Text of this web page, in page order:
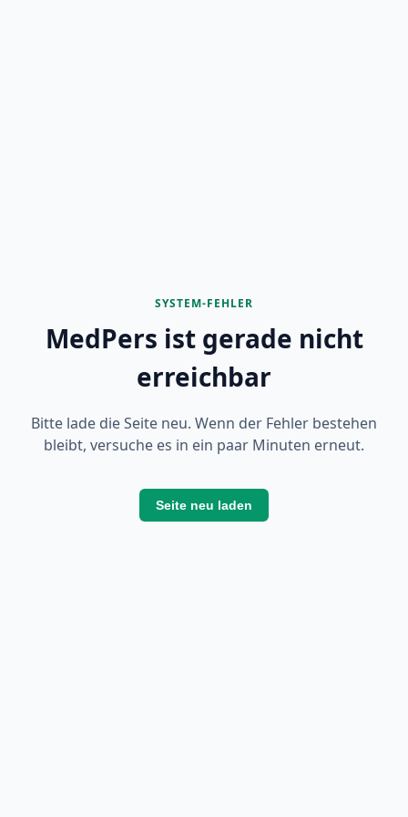
SYSTEM-FEHLER
MedPers ist gerade nicht
erreichbar
Bitte lade die Seite neu. Wenn der Fehler bestehen
bleibt, versuche es in ein paar Minuten erneut.
Seite neu laden